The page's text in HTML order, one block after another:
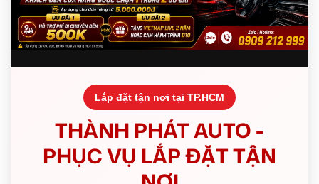
Lắp đặt tận nơi tại TP.HCM
THÀNH PHÁT AUTO -
PHỤC VỤ LẮP ĐẶT TẬN